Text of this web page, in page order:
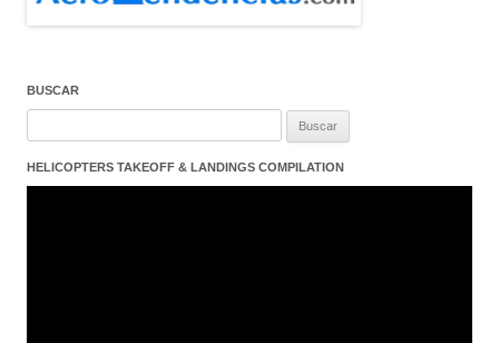
BUSCAR
HELICOPTERS TAKEOFF & LANDINGS COMPILATION